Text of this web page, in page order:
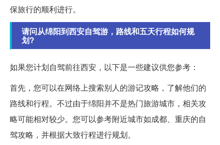
保旅行的顺利进行。
请问从绵阳到西安自驾游，路线和五天行程如何规
划?
如果您计划自驾前往西安，以下是一些建议供您参考：
首先，您可以在网络上搜索别人的游记攻略，了解他们的
路线和行程。不过由于绵阳并不是热门旅游城市，相关攻
略可能相对较少。您可以参考附近城市如成都、重庆的自
驾攻略，并根据大致行程进行规划。